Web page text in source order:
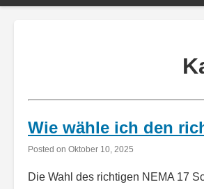
Wie wähle ich den
Posted on Oktober 10, 2025
Die Wahl des richtigen NEMA 17